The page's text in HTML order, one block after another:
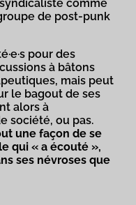
comme
de post-punk
pour des
à bâtons
mais peut
le bagout de ses
alors à
société, ou pas.
une façon de se
qui « a écouté »,
ses névroses que